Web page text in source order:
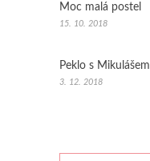
Moc malá postel
15. 10. 2018
Peklo s Mikulášem
3. 12. 2018